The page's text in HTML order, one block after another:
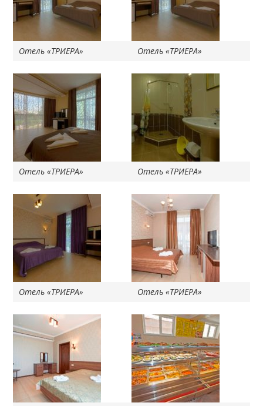
Отель «ТРИЕРА» Отель «ТРИЕРА»
Отель «ТРИЕРА» Отель «ТРИЕРА»
Отель «ТРИЕРА» Отель «ТРИЕРА»